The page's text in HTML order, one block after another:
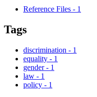
Reference Files - 1
Tags
discrimination - 1
equality - 1
gender - 1
law - 1
policy - 1